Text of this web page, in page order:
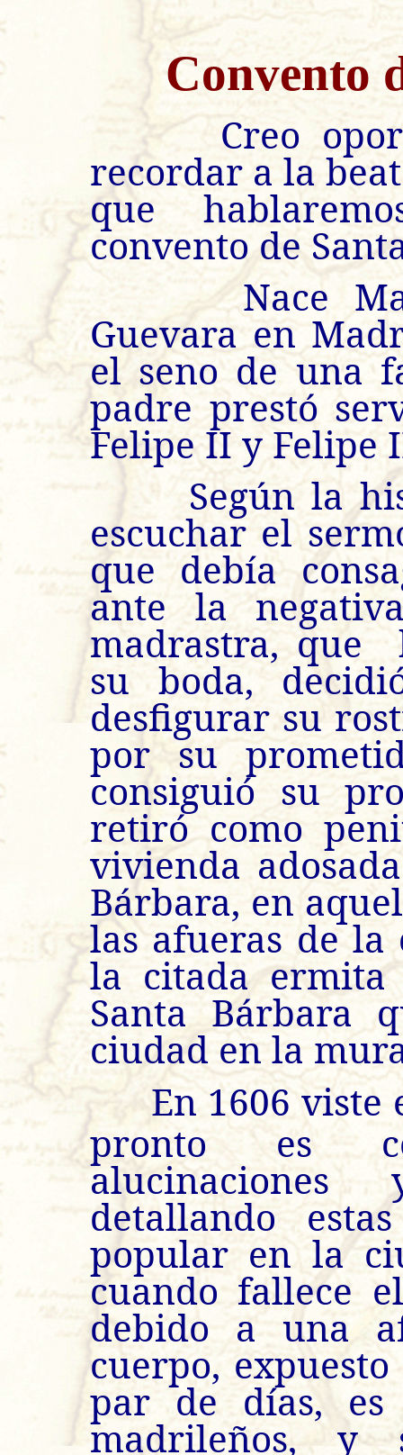
Convento
Creo
recordar a la
que
convento de
Nace
Guevara en
el seno de una
padre prestó
Felipe II y Felipe
Según la
escuchar el
que debía
ante la
madrastra, que
su boda,
desfigurar su
por su
consiguió su
retiró como
vivienda
Bárbara, en
las afueras de la
la citada
Santa Bárbara
ciudad en la
En 1606
pronto es
detallando
popular en la
cuando fallece
debido a una
cuerpo,
par de días, es
madrileños, y